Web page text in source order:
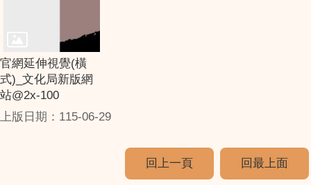
官網延伸視覺(橫
式)_文化局新版網
站@2x-100
上版日期：115-06-29
回上一頁 回最上面